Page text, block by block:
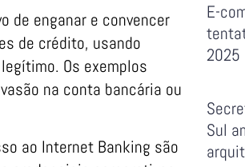
de enganar e convencer
de crédito, usando
Os exemplos
na conta bancária ou
ao Internet Banking são
E-
2025
Sul